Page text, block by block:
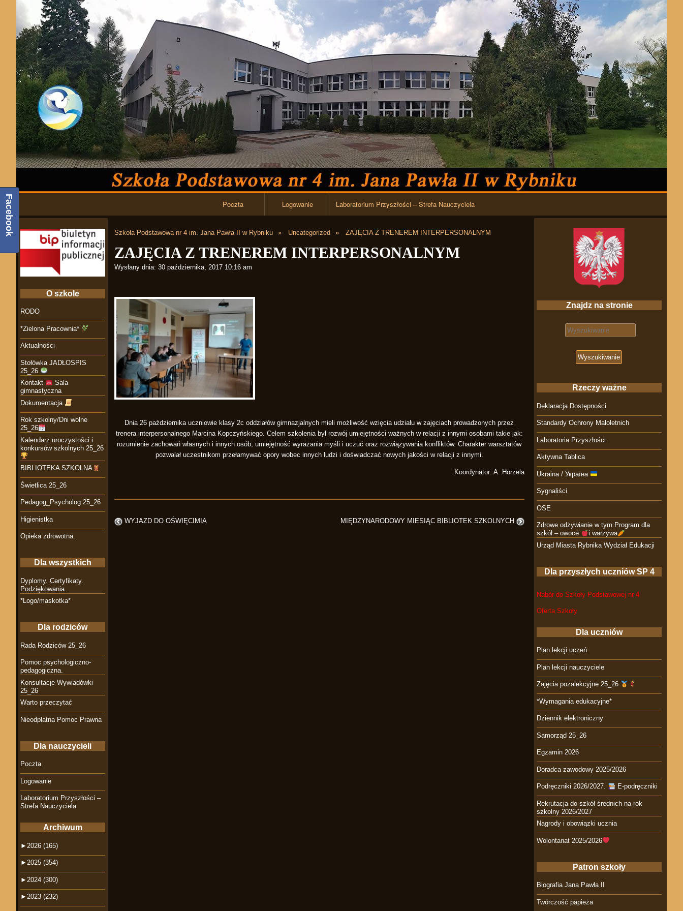
Przejdź do zawartości
Poczta Logowanie Laboratorium Przyszłości – Strefa Nauczyciela
Szkoła Podstawowa nr 4 im. Jana Pawła II w Rybniku Uncategorized ZAJĘCIA Z TRENEREM INTERPERSONALNYM
ZAJĘCIA Z TRENEREM INTERPERSONALNYM
Wysłany dnia: 30 października, 2017 10:16 am
Dnia 26 października uczniowie klasy 2c oddziałów gimnazjalnych mieli możliwość wzięcia udziału w zajęciach prowadzonych przez
trenera interpersonalnego Marcina Kopczyńskiego. Celem szkolenia był rozwój umiejętności ważnych w relacji z innymi osobami takie jak:
rozumienie zachowań własnych i innych osób, umiejętność wyrażania myśli i uczuć oraz rozwiązywania konfliktów. Charakter warsztatów
pozwalał uczestnikom przełamywać opory wobec innych ludzi i doświadczać nowych jakości w relacji z innymi.
Koordynator: A. Horzela
WYJAZD DO OŚWIĘCIMIA MIĘDZYNARODOWY MIESIĄC BIBLIOTEK SZKOLNYCH
Znajdz na stronie
Search for:
Rzeczy ważne
Deklaracja Dostępności
Standardy Ochrony Małoletnich
Laboratoria Przyszłości.
Aktywna Tablica
Ukraina / Україна
Sygnaliści
OSE
Zdrowe odżywianie w tym:Program dla
szkół – owoce
i warzywa
Urząd Miasta Rybnika Wydział Edukacji
Dla przyszłych uczniów SP 4
Nabór do Szkoły Podstawowej nr 4
Oferta Szkoły
Dla uczniów
Plan lekcji uczeń
Plan lekcji nauczyciele
Zajęcia pozalekcyjne 25_26
*Wymagania edukacyjne*
Dziennik elektroniczny
Samorząd 25_26
Egzamin 2026
Doradca zawodowy 2025/2026
Podręczniki 2026/2027. E-podręczniki
Rekrutacja do szkół średnich na rok
szkolny 2026/2027
Nagrody i obowiązki ucznia
Wolontariat 2025/2026
Patron szkoły
Biografia Jana Pawła II
Twórczość papieża
O szkole
RODO
*Zielona Pracownia*
Aktualności
Stołówka JADŁOSPIS
25_26
Kontakt
Sala
gimnastyczna
Dokumentacja
Rok szkolny/Dni wolne
25_26
Kalendarz uroczystości i
konkursów szkolnych 25_26
BIBLIOTEKA SZKOLNA
Świetlica 25_26
Pedagog_Psycholog 25_26
Higienistka
Opieka zdrowotna.
Dla wszystkich
Dyplomy. Certyfikaty.
Podziękowania.
*Logo/maskotka*
Dla rodziców
Rada Rodziców 25_26
Pomoc psychologiczno-
pedagogiczna.
Konsultacje Wywiadówki
25_26
Warto przeczytać
Nieodpłatna Pomoc Prawna
Dla nauczycieli
Poczta
Logowanie
Laboratorium Przyszłości –
Strefa Nauczyciela
Archiwum
► 2026 (165)
► 2025 (354)
► 2024 (300)
► 2023 (232)
Facebook